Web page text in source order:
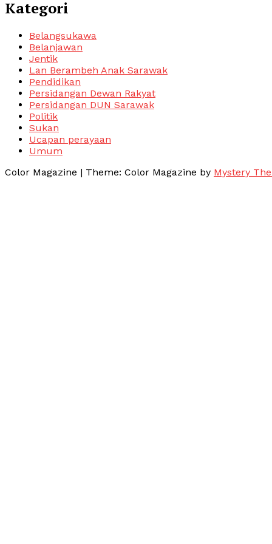
Kategori
Belangsukawa
Belanjawan
Jentik
Lan Berambeh Anak Sarawak
Pendidikan
Persidangan Dewan Rakyat
Persidangan DUN Sarawak
Politik
Sukan
Ucapan perayaan
Umum
Color Magazine | Theme: Color Magazine by Mystery